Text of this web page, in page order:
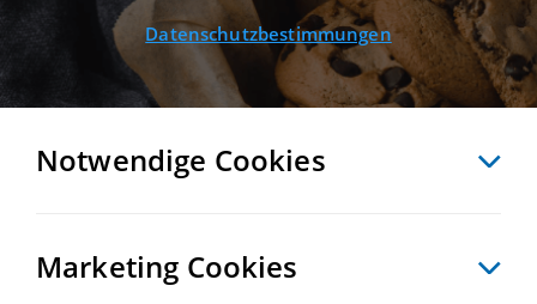
ZURÜCK MERKEN VERGLEICHEN EXPORT PDF
Datenschutzbestimmungen
Notwendige Cookies
Marketing Cookies